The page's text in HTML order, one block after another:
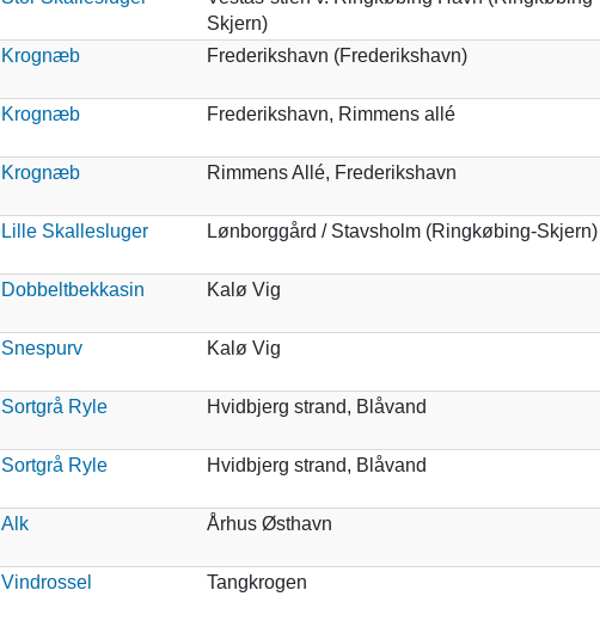
Skjern)
Krognæb Frederikshavn (Frederikshavn)
Krognæb Frederikshavn, Rimmens allé
Krognæb Rimmens Allé, Frederikshavn
Lille Skallesluger Lønborggård / Stavsholm (Ringkøbing-Skjern)
Dobbeltbekkasin Kalø Vig
Snespurv Kalø Vig
Sortgrå Ryle Hvidbjerg strand, Blåvand
Sortgrå Ryle Hvidbjerg strand, Blåvand
Alk Århus Østhavn
Vindrossel Tangkrogen